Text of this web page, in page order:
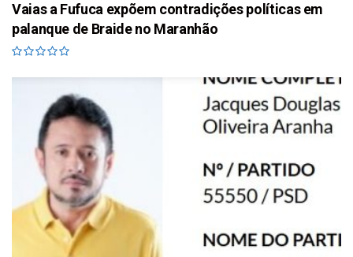
Vaias a Fufuca expõem contradições políticas em
palanque de Braide no Maranhão